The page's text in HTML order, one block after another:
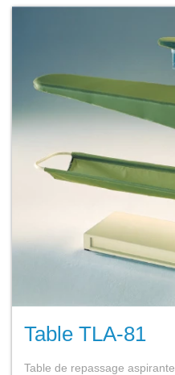
Table TLA-81
Table de repassage aspirante